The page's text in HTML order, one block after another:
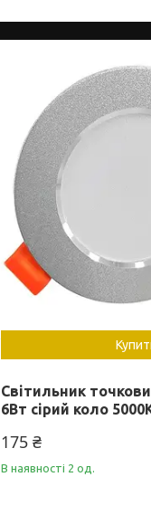
Світильник
6Вт сірий коло
175 ₴
В наявності 2 од.